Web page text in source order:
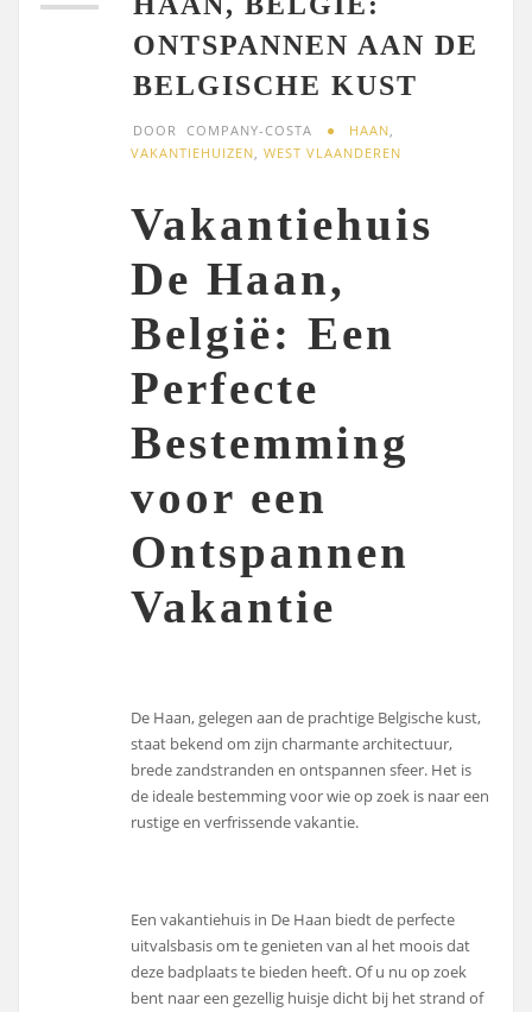
ONTSPANNEN AAN DE
BELGISCHE KUST
DOOR COMPANY-COSTA HAAN
VAKANTIEHUIZEN ,WEST VLAANDEREN
Vakantiehuis
De Haan,
België: Een
Perfecte
Bestemming
voor een
Ontspannen
Vakantie
De Haan, gelegen aan de prachtige Belgische kust,
staat bekend om zijn charmante architectuur,
brede zandstranden en ontspannen sfeer. Het is
de ideale bestemming voor wie op zoek is naar een
rustige en verfrissende vakantie.
Een vakantiehuis in De Haan biedt de perfecte
uitvalsbasis om te genieten van al het moois dat
deze badplaats te bieden heeft. Of u nu op zoek
bent naar een gezellig huisje dicht bij het strand of